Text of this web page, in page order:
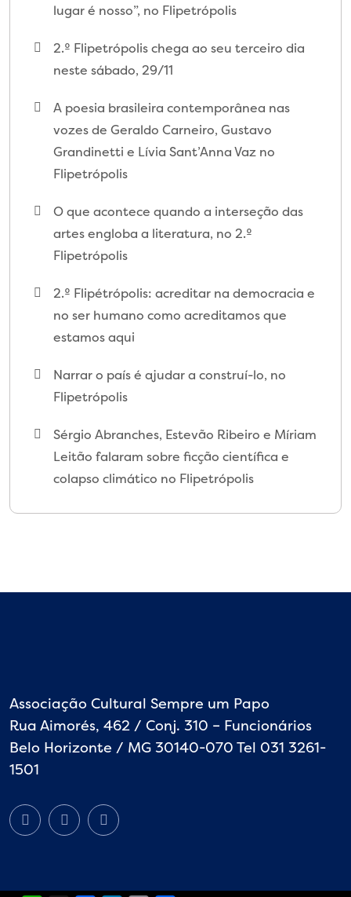
lugar é nosso”, no Flipetrópolis
2.º Flipetrópolis chega ao seu terceiro dia
neste sábado, 29/11
A poesia brasileira contemporânea nas
vozes de Geraldo Carneiro, Gustavo
Grandinetti e Lívia Sant’Anna Vaz no
Flipetrópolis
O que acontece quando a interseção das
artes engloba a literatura, no 2.º
Flipetrópolis
2.º Flipétrópolis: acreditar na democracia e
no ser humano como acreditamos que
estamos aqui
Narrar o país é ajudar a construí-lo, no
Flipetrópolis
Sérgio Abranches, Estevão Ribeiro e Míriam
Leitão falaram sobre ficção científica e
colapso climático no Flipetrópolis
Associação Cultural Sempre um Papo
Rua Aimorés, 462 / Conj. 310 – Funcionários
Belo Horizonte / MG 30140-070 Tel 031 3261-
1501